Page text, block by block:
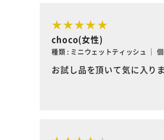
choco(女性)
種類 : ミニウェットティッシュ ｜
お試し品を頂いて気に入り